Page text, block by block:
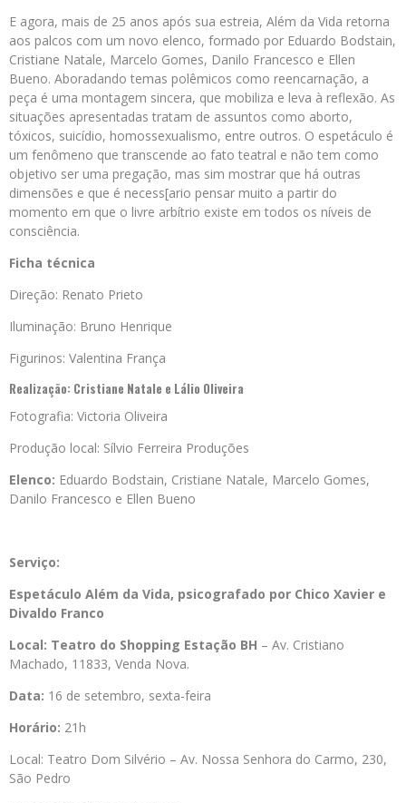
E agora, mais de 25 anos após sua estreia, Além da Vida retorna
aos palcos com um novo elenco, formado por Eduardo Bodstain,
Cristiane Natale, Marcelo Gomes, Danilo Francesco e Ellen
Bueno. Aboradando temas polêmicos como reencarnação, a
peça é uma montagem sincera, que mobiliza e leva à reflexão. As
situações apresentadas tratam de assuntos como aborto,
tóxicos, suicídio, homossexualismo, entre outros. O espetáculo é
um fenômeno que transcende ao fato teatral e não tem como
objetivo ser uma pregação, mas sim mostrar que há outras
dimensões e que é necess[ario pensar muito a partir do
momento em que o livre arbítrio existe em todos os níveis de
consciência.
Ficha técnica
Direção: Renato Prieto
Iluminação: Bruno Henrique
Figurinos: Valentina França
Realização: Cristiane Natale e Lálio Oliveira
Fotografia: Victoria Oliveira
Produção local: Sílvio Ferreira Produções
Elenco: Eduardo Bodstain, Cristiane Natale, Marcelo Gomes,
Danilo Francesco e Ellen Bueno
Serviço:
Espetáculo Além da Vida, psicografado por Chico Xavier e
Divaldo Franco
Local: Teatro do Shopping Estação BH – Av. Cristiano
Machado, 11833, Venda Nova.
Data: 16 de setembro, sexta-feira
Horário: 21h
Local: Teatro Dom Silvério – Av. Nossa Senhora do Carmo, 230,
São Pedro